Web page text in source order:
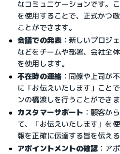
なコミュニケーションです。
を使用することで、正式かつ
ことができます。
会議での発表： 新しいプロジ
などをチームや部署、会社全
を使用します。
不在時の連絡： 同僚や上司が
に「お伝えいたします」こと
ンの橋渡しを行うことができま
カスタマーサポート ：顧客か
て、「お伝えいたします」を
報を正確に伝達する旨を伝え
アポイントメントの確認 ： ア